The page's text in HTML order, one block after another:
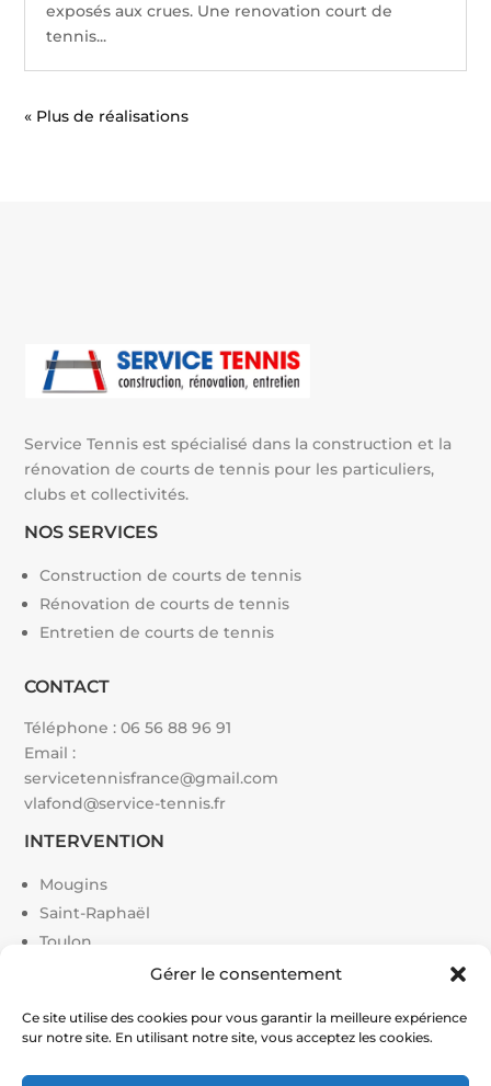
Gérer le consentement
Ce site utilise des cookies pour vous garantir la meilleure expérience
sur notre site. En utilisant notre site, vous acceptez les cookies.
exposés aux crues. Une renovation court de
tennis...
« Entrées précédentes
Service Tennis est spécialisé dans la construction et la
rénovation de courts de tennis pour les particuliers,
clubs et collectivités.
NOS SERVICES
Construction de courts de tennis
Rénovation de courts de tennis
Entretien de courts de tennis
CONTACT
Téléphone :06 56 88 96 91
Email :
servicetennisfrance@gmail.com
vlafond@service-tennis.fr
INTERVENTION
Mougins
Saint-Raphaël
Toulon
Monaco